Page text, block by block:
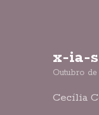
x-ia-
Outubro
Cecília